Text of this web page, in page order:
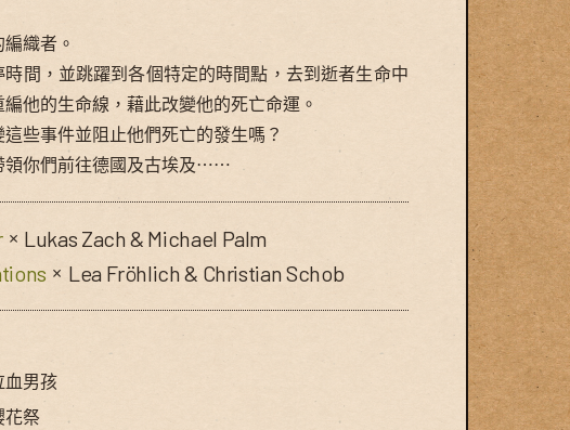
Rights Reserved. © Swan
織者。
間，並跳躍到各個特定的時間點，去到逝者生命中
他的生命線，藉此改變他的死亡命運。
些事件並阻止他們死亡的發生嗎？
領你們前往德國及古埃及⋯⋯
× Lukas Zach & Michael Palm
× Lea Fröhlich & Christian Schob
血男孩
花祭